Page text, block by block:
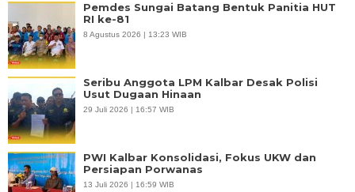
Pemdes Sungai Batang Bentuk Panitia HUT
RI ke-81
8 Agustus 2026 | 13:23 WIB
Seribu Anggota LPM Kalbar Desak Polisi
Usut Dugaan Hinaan
29 Juli 2026 | 16:57 WIB
PWI Kalbar Konsolidasi, Fokus UKW dan
Persiapan Porwanas
13 Juli 2026 | 16:59 WIB